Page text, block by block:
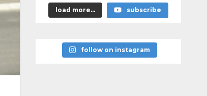
load more... subscribe
follow on instagram